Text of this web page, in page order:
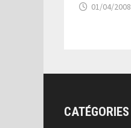
01/04/2008
CATÉGORIES